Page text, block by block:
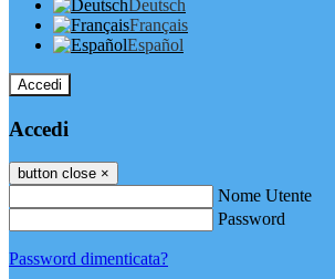
Deutsch
Français
Español
Accedi
Accedi
button close ×
Nome Utente
Password
Password dimenticata?